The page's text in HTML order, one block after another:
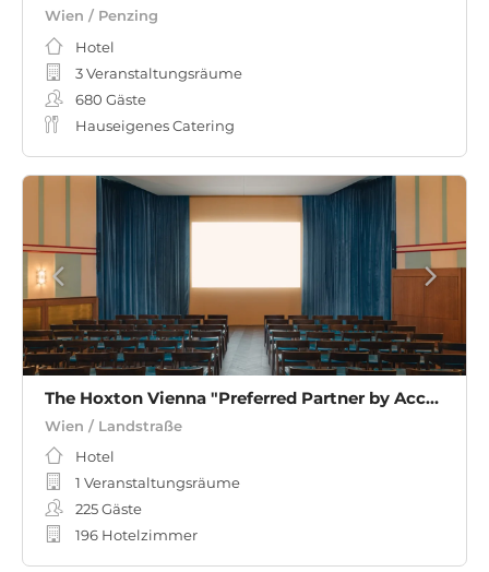
Wien / Penzing
Hotel
3 Veranstaltungsräume
680 Gäste
Hauseigenes Catering
The Hoxton Vienna "Preferred Partner by Accor"
Wien / Landstraße
Hotel
1 Veranstaltungsräume
225Gäste
196 Hotelzimmer